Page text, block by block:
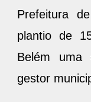
Joaquim.
Prefeitura
plantio de
Belém uma